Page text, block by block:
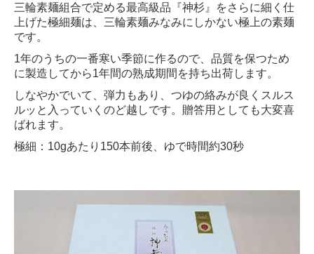
三輪素麺組合で定める最高級品『神杉』をさらに細く仕
上げた極細麺は、三輪素麺みなみにしかない極上の素麺
です。
1年のうちの一番寒い季節に作るので、品質を保つため
に製造してから1年間の熟成期間を持ち出荷します。
しなやかでいて、弾力もあり、つゆの絡みが良くスルス
ルッと入っていくのど越しです。贈答用としても大変喜
ばれます。
極細：10gあたり150本前後、ゆで時間約30秒